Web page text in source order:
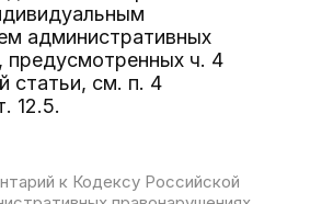
административных
предусмотренных ч. 4
статьи, см. п. 4
12.5.
к Кодексу Российской